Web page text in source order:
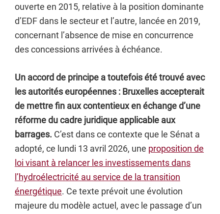
ouverte en 2015, relative à la position dominante
d’EDF dans le secteur et l’autre, lancée en 2019,
concernant l’absence de mise en concurrence
des concessions arrivées à échéance.
Un accord de principe a toutefois été trouvé avec
les autorités européennes : Bruxelles accepterait
de mettre fin aux contentieux en échange d’une
réforme du cadre juridique applicable aux
barrages. C’est dans ce contexte que le Sénat a
adopté, ce lundi 13 avril 2026, une proposition de
loi visant à relancer les investissements dans
l’hydroélectricité au service de la transition
énergétique. Ce texte prévoit une évolution
majeure du modèle actuel, avec le passage d’un